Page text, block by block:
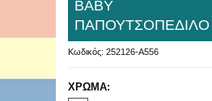
ΒΑΒΥ
ΠΑΠΟΥΤΣΟΠΕΔΙΛΟ
Κωδικός: 252126-A556
ΧΡΩΜΑ: